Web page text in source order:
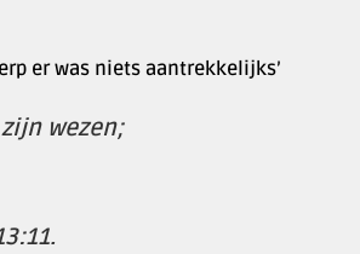
er was niets aantrekkelijks’
wezen;